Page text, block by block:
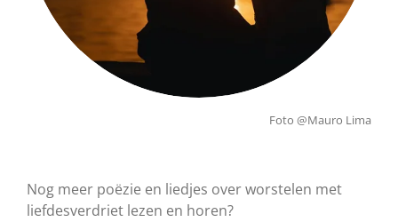
Foto @Mauro Lima
Nog meer poëzie en liedjes over worstelen met
liefdesverdriet lezen en horen?